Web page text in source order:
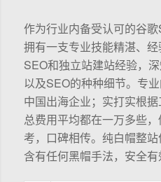
作为行业内备受认可的谷
拥有一支专业技能精湛、
SEO和独立站建站经验，
以及SEO的种种细节。专
中国出海企业；实打实根
总费用平均都在一万多些
考，口碑相传。纯白帽整
含有任何黑帽手法，安全有